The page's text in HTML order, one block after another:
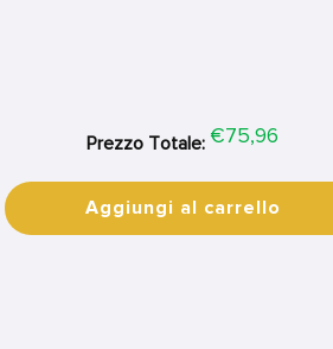
Prezzo Totale: Price
€75,96
Aggiungi al carrello